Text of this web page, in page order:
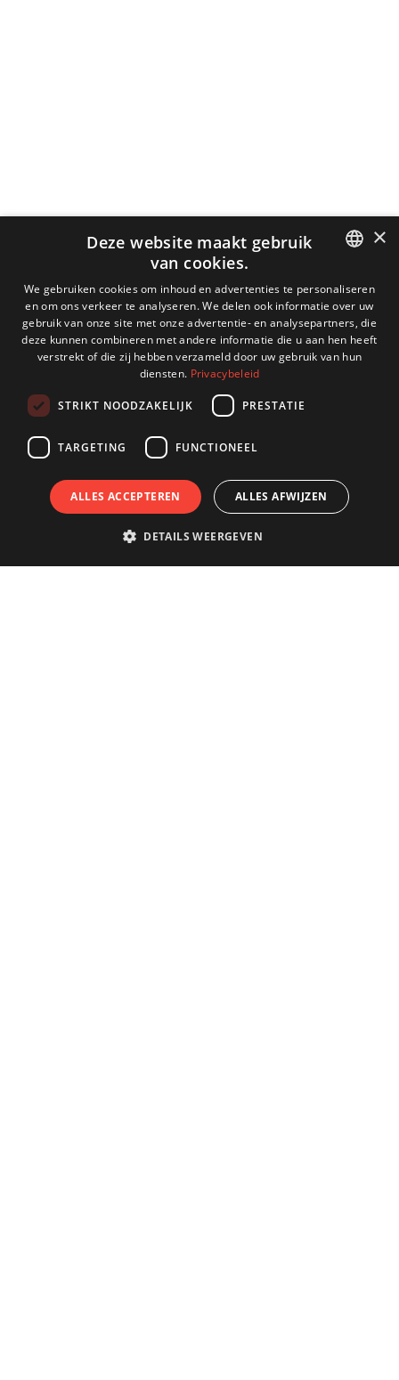
DUTCH
GERMAN
×
Deze website maakt gebruik
van cookies.
We gebruiken cookies om inhoud en advertenties te personaliseren
en om ons verkeer te analyseren. We delen ook informatie over uw
gebruik van onze site met onze advertentie- en analysepartners, die
deze kunnen combineren met andere informatie die u aan hen heeft
verstrekt of die zij hebben verzameld door uw gebruik van hun
diensten. Privacybeleid
STRIKT NOODZAKELIJK PRESTATIE
TARGETING FUNCTIONEEL
ALLES ACCEPTEREN ALLES AFWIJZEN
DETAILS WEERGEVEN